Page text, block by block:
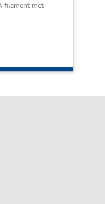
filament met